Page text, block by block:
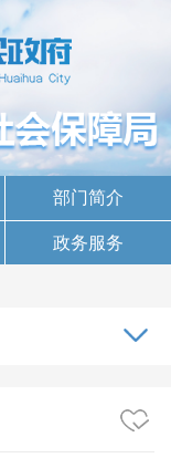
部门简介
政务服务